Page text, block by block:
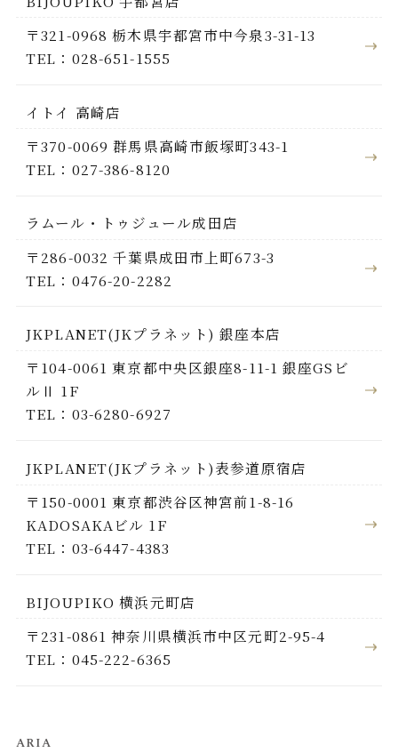
〒321-0968 栃木県宇都宮市中今泉3-31-13
TEL：028-651-1555
イトイ 高崎店
〒370-0069 群馬県高崎市飯塚町343-1
TEL：027-386-8120
ラムール・トゥジュール成田店
〒286-0032 千葉県成田市上町673-3
TEL：0476-20-2282
JKPLANET(JKプラネット) 銀座本店
〒104-0061 東京都中央区銀座8-11-1 銀座GSビ
ルⅡ 1F
TEL：03-6280-6927
JKPLANET(JKプラネット)表参道原宿店
〒150-0001 東京都渋谷区神宮前1-8-16
KADOSAKAビル 1F
TEL：03-6447-4383
BIJOUPIKO 横浜元町店
〒231-0861 神奈川県横浜市中区元町2-95-4
TEL：045-222-6365
ARIA